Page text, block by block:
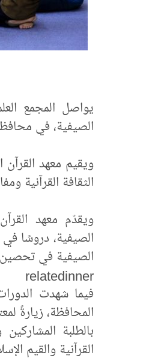
يواصل المجمع
الصيفية، في
ويقيم معهد
الثقافة القرآنية
ويقدّم معهد
الصيفية، دروسًا في
الصيفية في تحصين
relatedinner
فيما شهدت
المحافظة، زيارةً
بالطلبة
القرآنية والقيم